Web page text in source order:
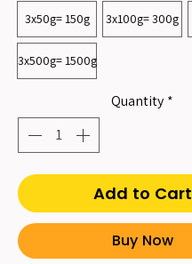
3x50g= 150g 3x100g= 300g
3x500g= 1500g
Quantity *
Add to Cart
Buy Now